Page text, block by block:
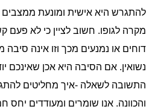
להתגרש היא אישית ומונעת
מקרה לגופו. חשוב לציין כי לא פעם
דוחים או נמנעים מכך וזו אינה
נשואין. אם הסיבה היא אכן שאינכם
התשובה לשאלה -איך מחליטים
והכוונה. אנו שומרים ומעודדים יחס